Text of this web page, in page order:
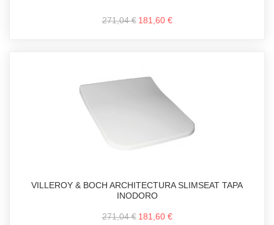
271,04 € 181,60 €
VILLEROY & BOCH ARCHITECTURA SLIMSEAT TAPA
INODORO
271,04 € 181,60 €